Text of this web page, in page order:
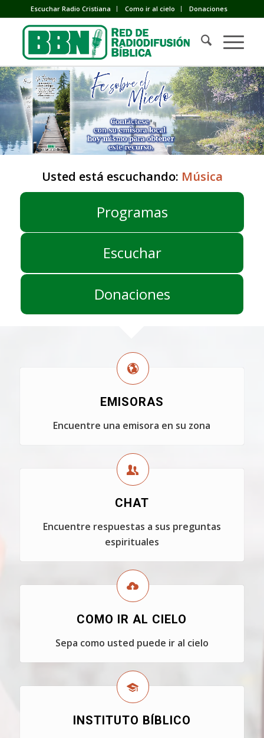
Escuchar Radio Cristiana Como ir al cielo Donaciones
Usted está escuchando: Música
Programas
Escuchar
Donaciones
EMISORAS
Encuentre una emisora en su zona
CHAT
Encuentre respuestas a sus preguntas
espirituales
COMO IR AL CIELO
Sepa como usted puede ir al cielo
INSTITUTO BÍBLICO